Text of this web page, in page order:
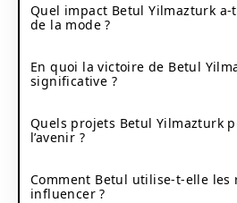
Quel impact Betul Yilmazturk
de la mode ?
En quoi la victoire de Betul
significative ?
Quels projets Betul Yilmazturk
l’avenir ?
Comment Betul utilise-t-elle les
influencer ?